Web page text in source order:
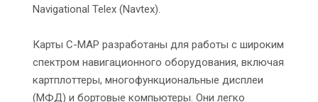
Navigational Telex (Navtex).
Карты C-MAP разработаны для работы с широким
спектром навигационного оборудования, включая
картплоттеры, многофункциональные дисплеи
(МФД) и бортовые компьютеры. Они легко